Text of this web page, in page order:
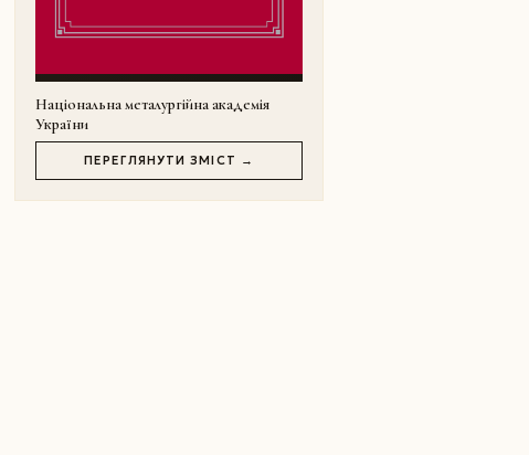
Національна металургійна академія
України
ПЕРЕГЛЯНУТИ ЗМІСТ →